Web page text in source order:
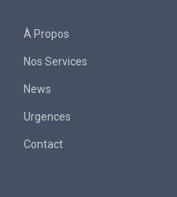
À Propos
Nos Services
News
Urgences
Contact